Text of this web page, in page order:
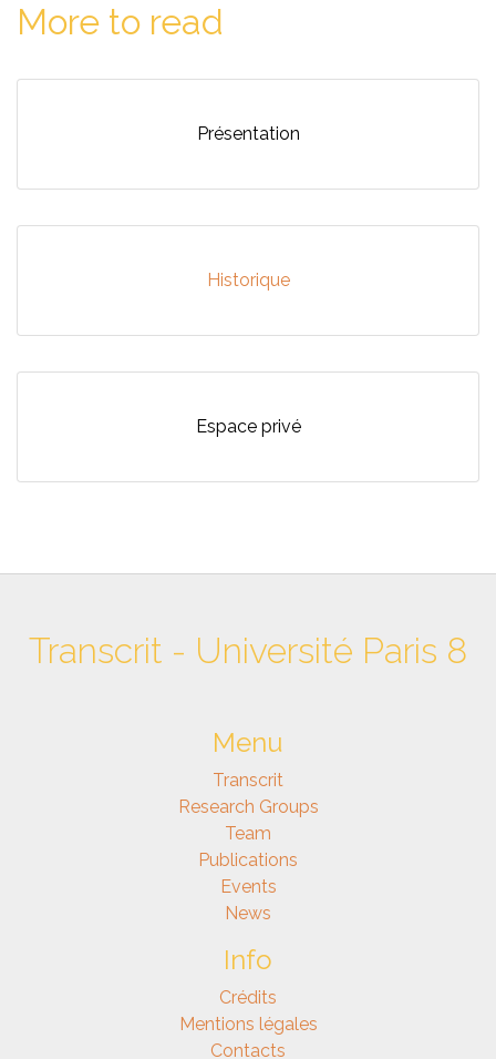
More to read
Présentation
Historique
Espace privé
Transcrit - Université Paris 8
Menu
Transcrit
Research Groups
Team
Publications
Events
News
Info
Crédits
Mentions légales
Contacts